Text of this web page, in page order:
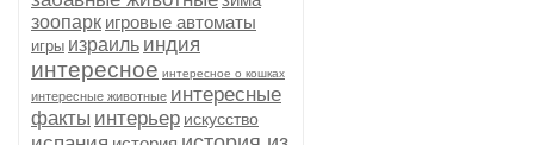
зоопарк игровые автоматы
игры израиль индия
интересное интересное о кошках
интересные животные интересные
факты интерьер искусство